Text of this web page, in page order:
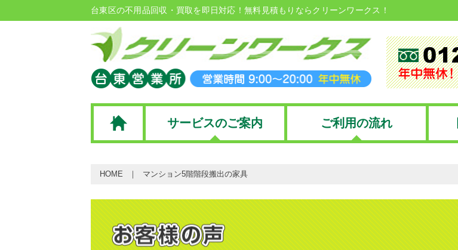
台東区の不用品回収・買取を即日対応！無料見積もりならクリーンワークス！
サービスのご案内 ご利用の流れ
HOME マンション5階階段搬出の家具